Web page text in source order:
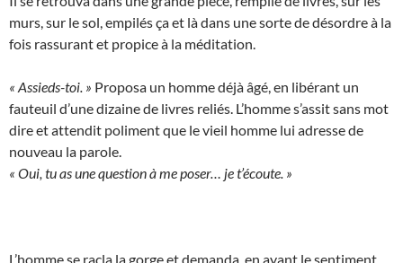
murs, sur le sol, empilés ça et là dans une sorte de désordre à la
fois rassurant et propice à la méditation.
« Assieds-toi. » Proposa un homme déjà âgé, en libérant un
fauteuil d’une dizaine de livres reliés. L’homme s’assit sans mot
dire et attendit poliment que le vieil homme lui adresse de
nouveau la parole.
« Oui, tu as une question à me poser… je t’écoute. »
L’homme se racla la gorge et demanda, en ayant le sentiment